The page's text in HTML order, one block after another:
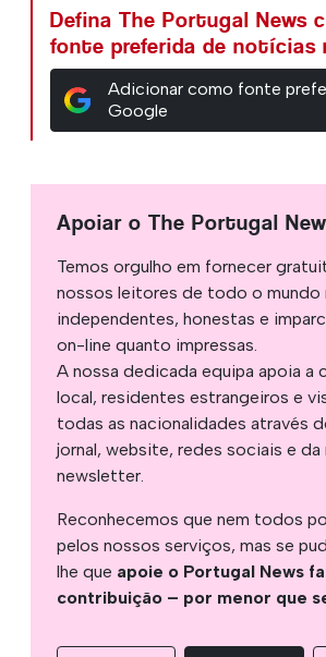
Defina The Portugal News
fonte preferida de notícias
Adicionar como fonte
Google
Apoiar o The Portugal
Temos orgulho em fornecer
nossos leitores de todo o mundo
independentes, honestas e
on-line quanto impressas.
A nossa dedicada equipa apoia a
local, residentes estrangeiros e
todas as nacionalidades através
jornal, website, redes sociais e da
newsletter.
Reconhecemos que nem todos
pelos nossos serviços, mas se
lhe que apoie o Portugal News
contribuição – por menor que